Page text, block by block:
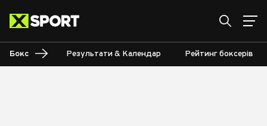
Бокс Результати & Календар Рейтинг боксерів